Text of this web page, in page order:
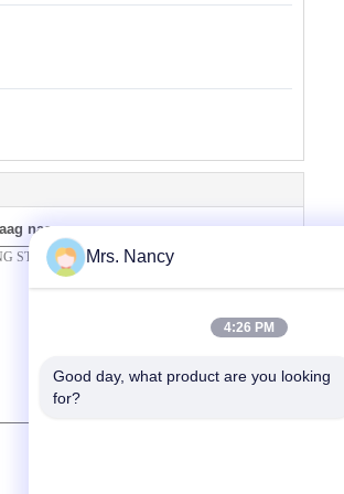
naar ons
Mrs. Nancy
4:26 PM
Good day, what product are you looking
for?